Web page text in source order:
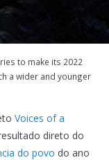
to make its 2022
a wider and younger
Voices of a
direto do
do povo do ano